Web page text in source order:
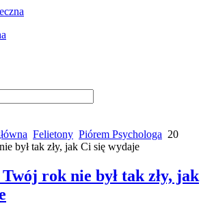
Felietony Piórem Psychologa 20
był tak zły, jak Ci się wydaje
Twój rok nie był tak zły, jak